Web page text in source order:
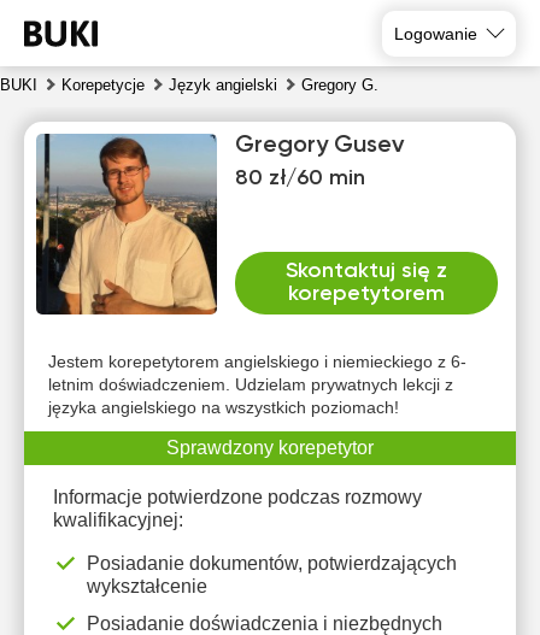
Logowanie
BUKI Korepetycje Język angielski Gregory G.
Gregory Gusev
80 zł/60 min
Skontaktuj się z
korepetytorem
Jestem korepetytorem angielskiego i niemieckiego z 6-
letnim doświadczeniem. Udzielam prywatnych lekcji z
języka angielskiego na wszystkich poziomach!
Sprawdzony korepetytor
Informacje potwierdzone podczas rozmowy
kwalifikacyjnej:
Posiadanie dokumentów, potwierdzających
wykształcenie
Posiadanie doświadczenia i niezbędnych
5
6
7
8
9
10
Brak
dostępnych
10:30
11:00
11:30
10:30
11:30
Brak
dostępnych
terminów
Brak
dostępnych
terminów
dostępnych